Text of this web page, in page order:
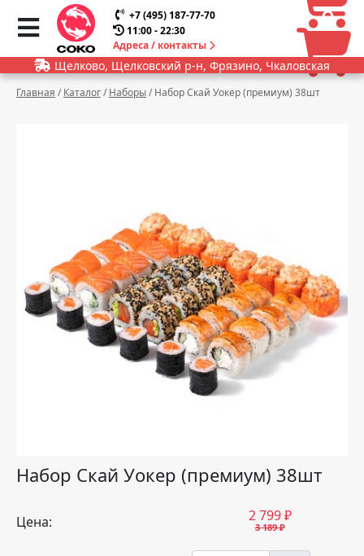
+7 (495) 187-77-70
11:00 - 22:30
Адреса / контакты
0
0
Щелково, Щелковский р-н, Фрязино, Чкаловская
Главная / Каталог/ Наборы/ Набор Скай Уокер (премиум) 38шт
Набор Скай Уокер (премиум) 38шт
Цена: 2 799₽
3 189 ₽